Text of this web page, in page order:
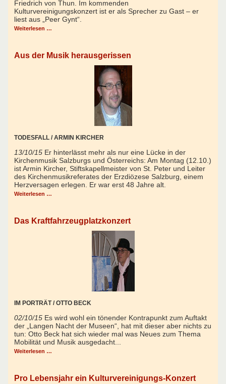
Friedrich von Thun. Im kommenden
Kulturvereinigungskonzert ist er als Sprecher zu Gast – er
liest aus „Peer Gynt“.
Weiterlesen …
Aus der Musik herausgerissen
TODESFALL / ARMIN KIRCHER
13/10/15 Er hinterlässt mehr als nur eine Lücke in der
Kirchenmusik Salzburgs und Österreichs: Am Montag (12.10.)
ist Armin Kircher, Stiftskapellmeister von St. Peter und Leiter
des Kirchenmusikreferates der Erzdiözese Salzburg, einem
Herzversagen erlegen. Er war erst 48 Jahre alt.
Weiterlesen …
Das Kraftfahrzeugplatzkonzert
IM PORTRÄT / OTTO BECK
02/10/15 Es wird wohl ein tönender Kontrapunkt zum Auftakt
der „Langen Nacht der Museen“, hat mit dieser aber nichts zu
tun: Otto Beck hat sich wieder mal was Neues zum Thema
Mobilität und Musik ausgedacht...
Weiterlesen …
Pro Lebensjahr ein Kulturvereinigungs-Konzert